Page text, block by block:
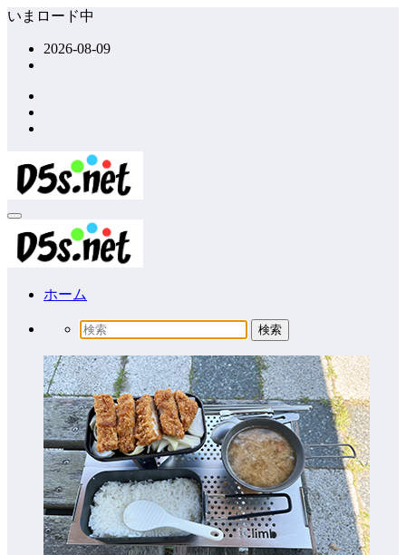
コ
ッ
プ
いまロード中
2026-08-09
ホーム